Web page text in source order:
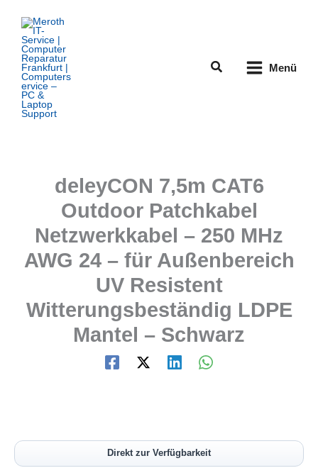
Inhalt
springen
Suchen Menü
deleyCON 7,5m CAT6
Outdoor Patchkabel
Netzwerkkabel – 250 MHz
AWG 24 – für Außenbereich
UV Resistent
Witterungsbeständig LDPE
Mantel – Schwarz
Direkt zur Verfügbarkeit